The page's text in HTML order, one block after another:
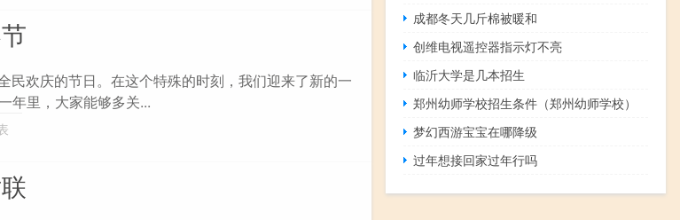
民欢庆的节日。在这个特殊的时刻，我们迎来了新的一
年里，大家能够多关...
成都冬天几斤棉被暖和
创维电视遥控器指示灯不亮
临沂大学是几本招生
郑州幼师学校招生条件（郑州幼师学校）
梦幻西游宝宝在哪降级
过年想接回家过年行吗